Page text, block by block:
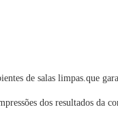
de salas limpas.que
dos resultados da